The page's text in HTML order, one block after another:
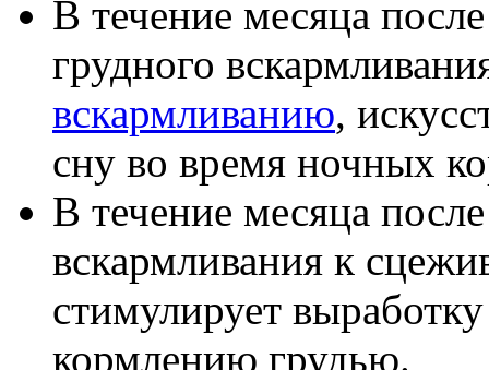
В течение месяца
грудного
вскармливанию,
сну во время ночных
В течение месяца
вскармливания к
стимулирует
кормлению грудью.